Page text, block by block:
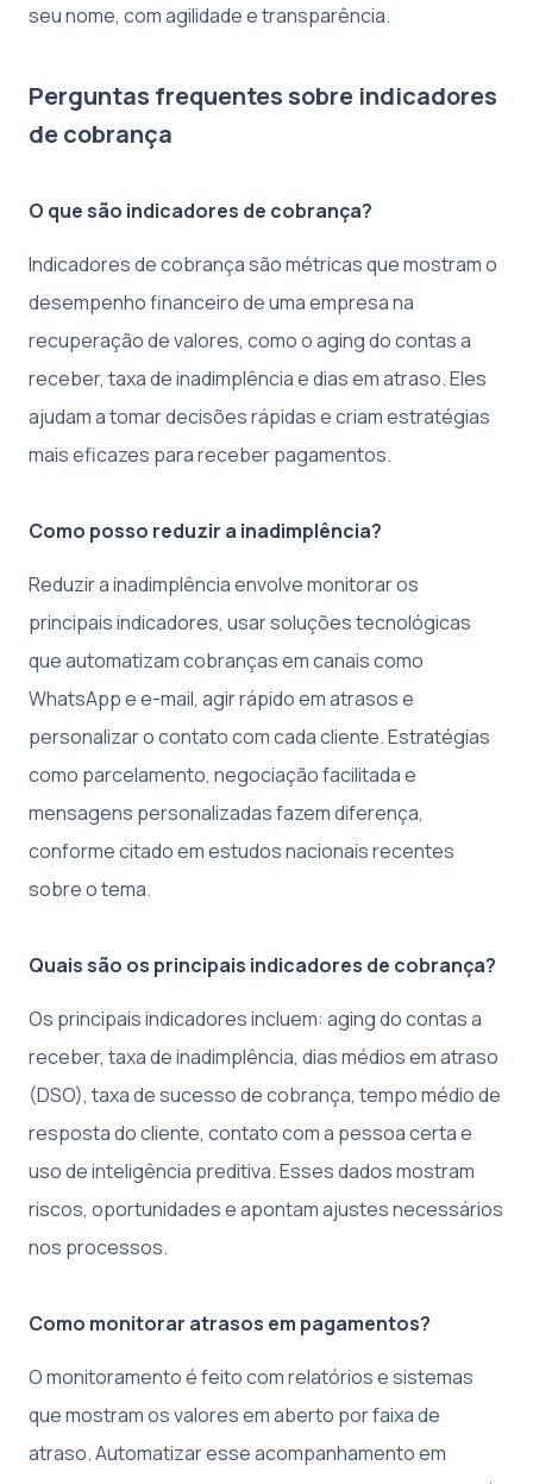
seu nome, com agilidade e transparência.
Perguntas frequentes sobre indicadores
de cobrança
O que são indicadores de cobrança?
Indicadores de cobrança são métricas que mostram o
desempenho financeiro de uma empresa na
recuperação de valores, como o aging do contas a
receber, taxa de inadimplência e dias em atraso. Eles
ajudam a tomar decisões rápidas e criam estratégias
mais eficazes para receber pagamentos.
Como posso reduzir a inadimplência?
Reduzir a inadimplência envolve monitorar os
principais indicadores, usar soluções tecnológicas
que automatizam cobranças em canais como
WhatsApp e e-mail, agir rápido em atrasos e
personalizar o contato com cada cliente. Estratégias
como parcelamento, negociação facilitada e
mensagens personalizadas fazem diferença,
conforme citado em estudos nacionais recentes
sobre o tema.
Quais são os principais indicadores de cobrança?
Os principais indicadores incluem: aging do contas a
receber, taxa de inadimplência, dias médios em atraso
(DSO), taxa de sucesso de cobrança, tempo médio de
resposta do cliente, contato com a pessoa certa e
uso de inteligência preditiva. Esses dados mostram
riscos, oportunidades e apontam ajustes necessários
nos processos.
Como monitorar atrasos em pagamentos?
O monitoramento é feito com relatórios e sistemas
que mostram os valores em aberto por faixa de
atraso. Automatizar esse acompanhamento em